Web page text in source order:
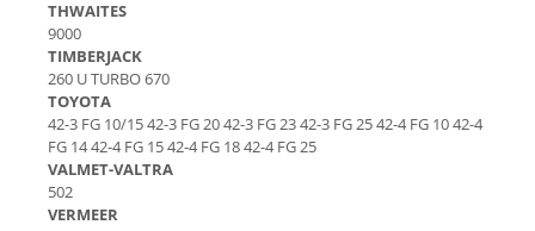
Alte componente din cabina
Oglinzi
Incalzire - Racire
Solutii intretinere cabina
Mecanica
Telescoape
Balamale
Piese Bargam
Piese Agrifac
Piese Paus
Piese Pasquali
Piese Moxy
Piese Moreau
THWAITES
9000
TIMBERJACK
260 U TURBO 670
TOYOTA
42-3 FG 10/15 42-3 FG 20 42-3 FG 23 42-3 FG 25 42-4 FG 10 42-4
FG 14 42-4 FG 15 42-4 FG 18 42-4 FG 25
VALMET-VALTRA
502
VERMEER